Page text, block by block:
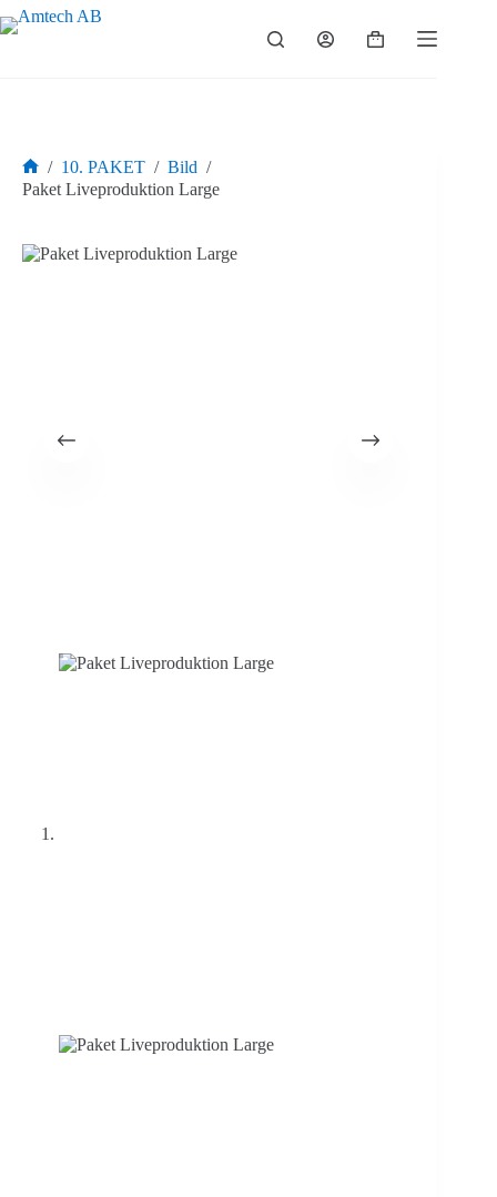
Hoppa
till
Varukorg
Hem
/ 10. PAKET / Bild /
Paket Liveproduktion Large